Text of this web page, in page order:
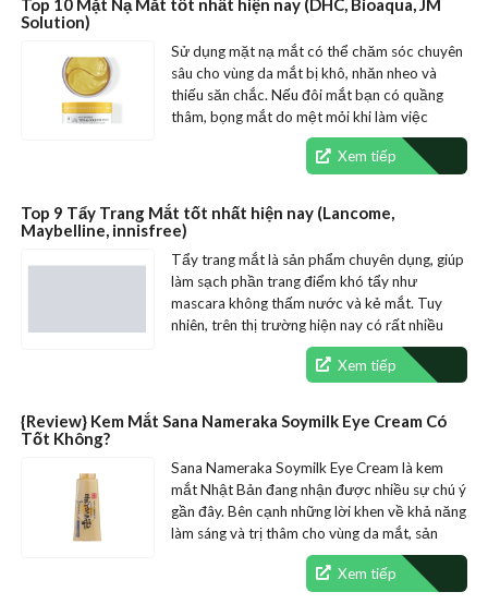
Top 10 Mặt Nạ Mắt tốt nhất hiện nay (DHC, Bioaqua, JM
Solution)
Sử dụng mặt nạ mắt có thể chăm sóc chuyên
sâu cho vùng da mắt bị khô, nhăn nheo và
thiếu săn chắc. Nếu đôi mắt bạn có quầng
thâm, bọng mắt do mệt mỏi khi làm việc
Xem tiếp
Top 9 Tẩy Trang Mắt tốt nhất hiện nay (Lancome,
Maybelline, innisfree)
Tẩy trang mắt là sản phẩm chuyên dụng, giúp
làm sạch phần trang điểm khó tẩy như
mascara không thấm nước và kẻ mắt. Tuy
nhiên, trên thị trường hiện nay có rất nhiều
thương hiệu khác nhau như Lancome,…
Xem tiếp
{Review} Kem Mắt Sana Nameraka Soymilk Eye Cream Có
Tốt Không?
Sana Nameraka Soymilk Eye Cream là kem
mắt Nhật Bản đang nhận được nhiều sự chú ý
gần đây. Bên cạnh những lời khen về khả năng
làm sáng và trị thâm cho vùng da mắt, sản
Xem tiếp